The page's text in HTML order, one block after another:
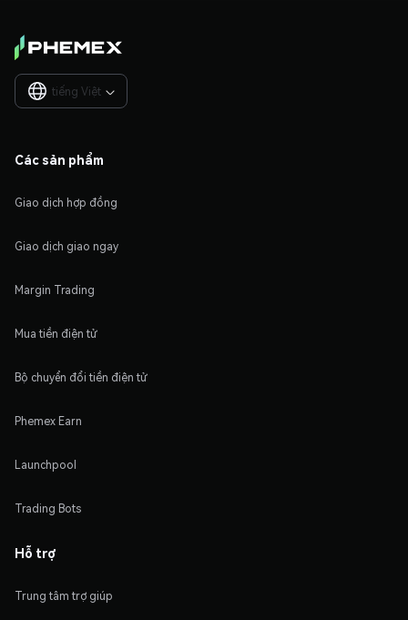
tiếng Việt 
Các sản phẩm
Giao dịch hợp đồng
Giao dịch giao ngay
Margin Trading
Mua tiền điện tử
Bộ chuyển đổi tiền điện tử
Phemex Earn
Launchpool
Trading Bots
Hỗ trợ
Trung tâm trợ giúp